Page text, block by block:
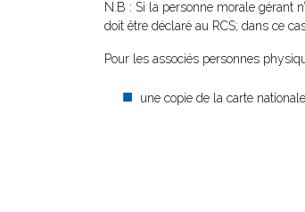
N.B : Si la personne morale gérant
doit être déclaré au RCS; dans ce
Pour les associés personnes
une copie de la carte